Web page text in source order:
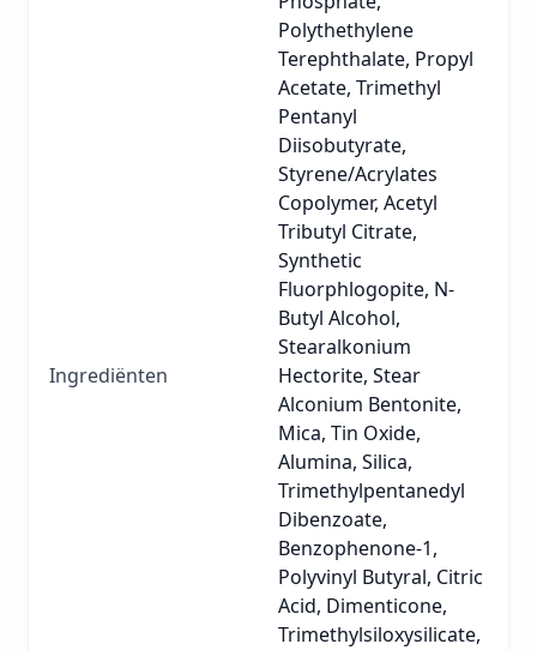
Ingrediënten
Polythethylene
Terephthalate, Propyl
Acetate, Trimethyl
Pentanyl
Diisobutyrate,
Styrene/Acrylates
Copolymer, Acetyl
Tributyl Citrate,
Synthetic
Fluorphlogopite, N-
Butyl Alcohol,
Stearalkonium
Hectorite, Stear
Alconium Bentonite,
Mica, Tin Oxide,
Alumina, Silica,
Trimethylpentanedyl
Dibenzoate,
Benzophenone-1,
Polyvinyl Butyral, Citric
Acid, Dimenticone,
Trimethylsiloxysilicate,